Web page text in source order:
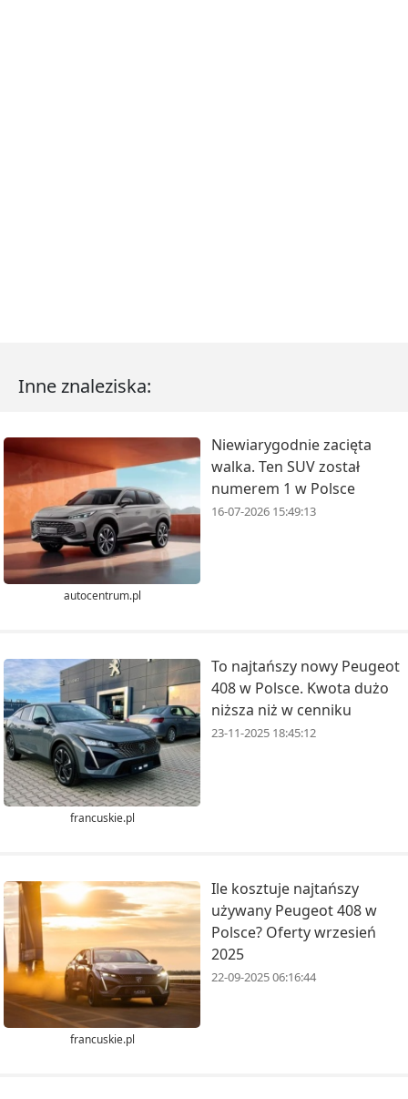
Inne znaleziska:
autocentrum.pl
Niewiarygodnie zacięta
walka. Ten SUV został
numerem 1 w Polsce
16-07-2026 15:49:13
francuskie.pl
To najtańszy nowy Peugeot
408 w Polsce. Kwota dużo
niższa niż w cenniku
23-11-2025 18:45:12
francuskie.pl
Ile kosztuje najtańszy
używany Peugeot 408 w
Polsce? Oferty wrzesień
2025
22-09-2025 06:16:44